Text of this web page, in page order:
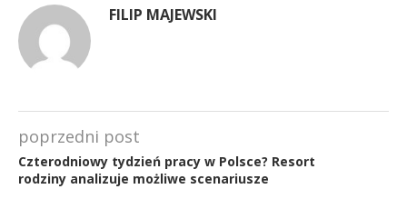
FILIP MAJEWSKI
poprzedni post
Czterodniowy tydzień pracy w Polsce? Resort
rodziny analizuje możliwe scenariusze